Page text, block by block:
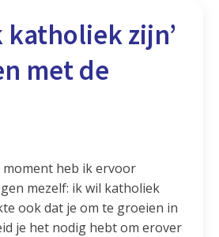
katholiek zijn’
met de
moment heb ik ervoor
mezelf: ik wil katholiek
ook dat je om te groeien in
je het nodig hebt om erover